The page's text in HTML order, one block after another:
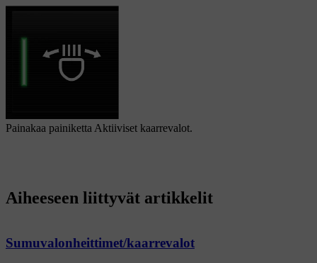
Painakaa painiketta Aktiiviset kaarrevalot.
Aiheeseen liittyvät artikkelit
Sumuvalonheittimet/kaarrevalot